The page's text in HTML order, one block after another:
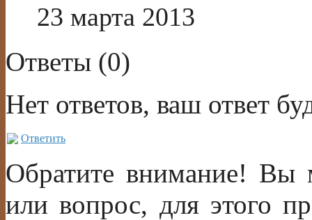
23 марта 2013
Ответы (0)
Нет ответов, ваш ответ
Ответить
Обратите внимание! Вы
или вопрос, для этого